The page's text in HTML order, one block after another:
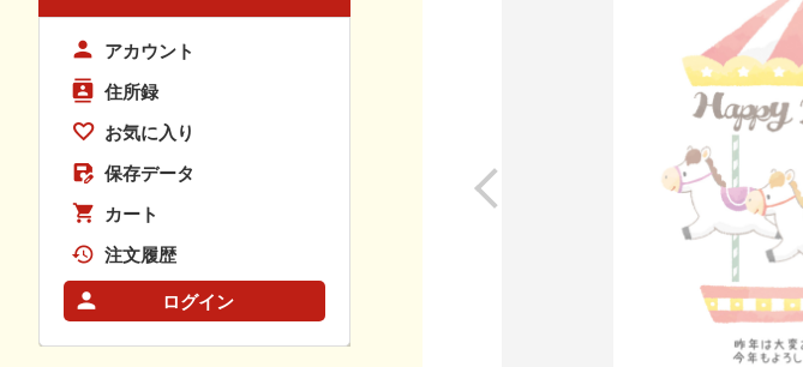
アカウント
住所録
お気に入り
保存データ
カート
注文履歴
ログイン